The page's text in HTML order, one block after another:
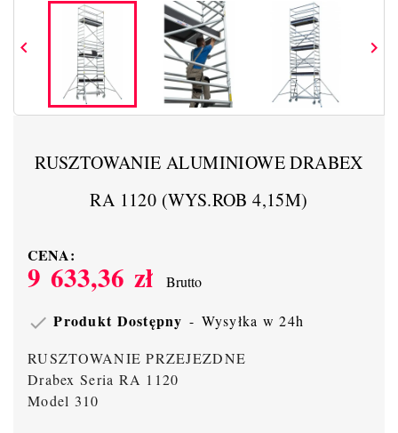
 
RUSZTOWANIE ALUMINIOWE DRABEX
RA 1120 (WYS.ROB 4,15M)
CENA:
9 633,36 zł Brutto
 Produkt Dostępny Wysyłka w 24h
RUSZTOWANIE PRZEJEZDNE
Drabex Seria RA 1120
Model 310